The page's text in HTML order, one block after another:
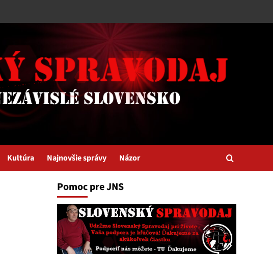
Kultúra Najnovšie správy Názor
Pomoc pre JNS